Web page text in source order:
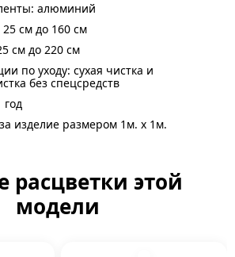
алюминий
см до 160 см
см до 220 см
по уходу: сухая чистка и
без спецсредств
год
изделие размером 1м. x 1м.
расцветки этой
модели